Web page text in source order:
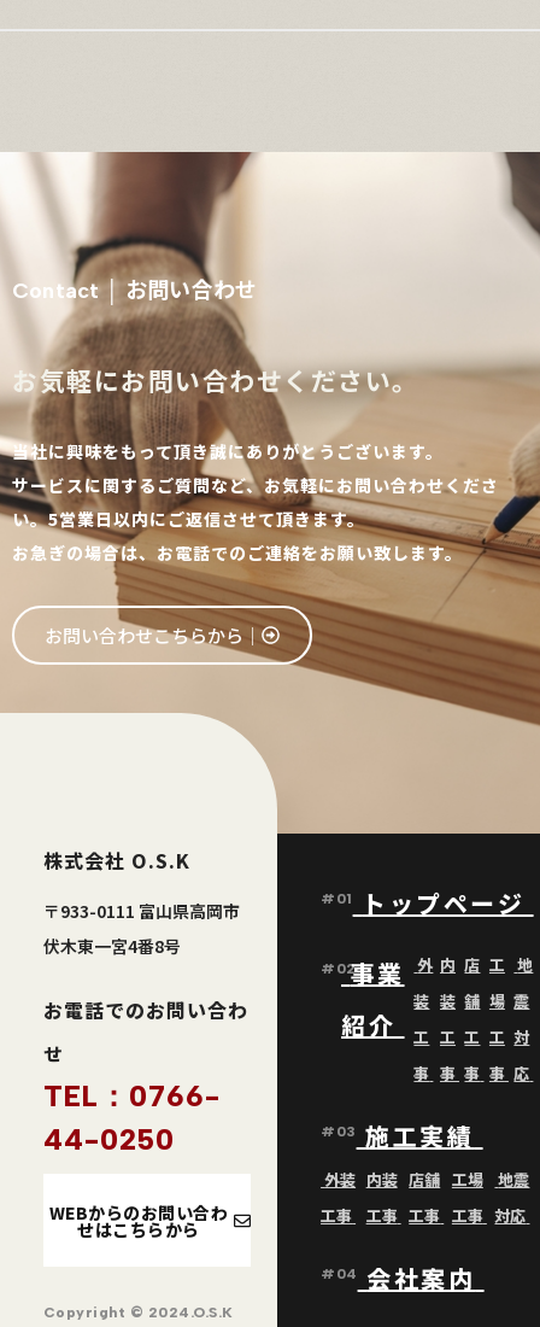
Contact │ お問い合わせ
お気軽にお問い合わせください。
当社に興味をもって頂き誠にありがとうございます。
サービスに関するご質問など、お気軽にお問い合わせくださ
い。5営業日以内にご返信させて頂きます。
お急ぎの場合は、お電話でのご連絡をお願い致します。
お問い合わせこちらから│
株式会社 O.S.K
〒933-0111 富山県高岡市
伏木東一宮4番8号
お電話でのお問い合わ
せ
TEL：0766-
44-0250
WEBからのお問い合わ
せはこちらから
Copyright © 2024.O.S.K
#01 トップページ
#02事業
紹介
外
装
工
事
内
装
工
事
店
舗
工
事
工
場
工
事
地
震
対
応
#03 施工実績
外装
工事
内装
工事
店舗
工事
工場
工事
地震
対応
#04 会社案内